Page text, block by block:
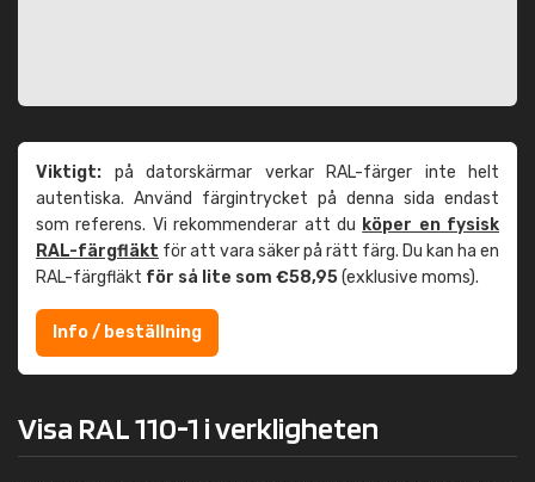
Viktigt: på datorskärmar verkar RAL-färger inte helt
autentiska. Använd färgintrycket på denna sida endast
som referens. Vi rekommenderar att du köper en fysisk
RAL-färgfläkt för att vara säker på rätt färg. Du kan ha en
RAL-färgfläkt för så lite som €58,95(exklusive moms).
Info / beställning
Visa RAL 110-1 i verkligheten